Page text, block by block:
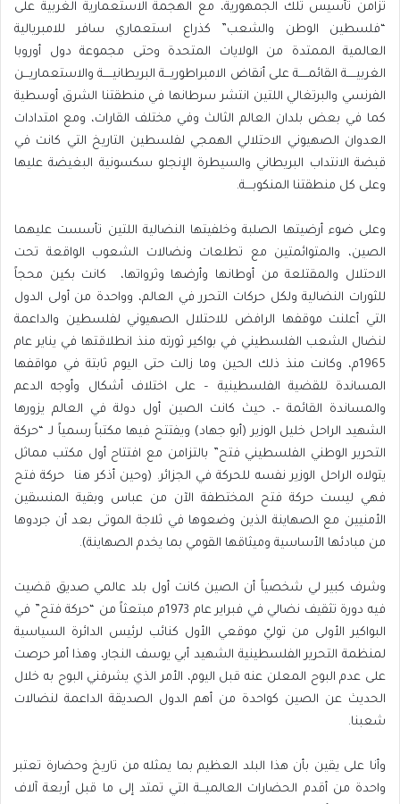
تزامن تأسيس تلك الجمهورية، مع الهجمة الاستعمارية الغربية على
“فلسطين الوطن والشعب” كذراع استعماري سافر للامبريالية
العالمية الممتدة من الولايات المتحدة وحتى مجموعة دول أوروبا
الغربيـــــة القائمـــــة على أنقاض الامبراطوريـــة البريطانيـــــة والاستعماريـــن
الفرنسي والبرتغالي اللتين انتشر سرطانها في منطقتنا الشرق أوسطية
كما في بعض بلدان العالم الثالث وفي مختلف القارات، ومع امتدادات
العدوان الصهيوني الاحتلالي الهمجي لفلسطين التاريخ التي كانت في
قبضة الانتداب البريطاني والسيطرة الإنجلو سكسونية البغيضة عليها
وعلى كل منطقتنا المنكوبــــة.
وعلى ضوء أرضيتها الصلبة وخلفيتها النضالية اللتين تأسست عليهما
الصين، والمتوائمتين مع تطلعات ونضالات الشعوب الواقعة تحت
الاحتلال والمقتلعة من أوطانها وأرضها وثرواتها، كانت بكين محجاً
للثورات النضالية ولكل حركات التحرر في العالم، وواحدة من أولى الدول
التي أعلنت موقفها الرافض للاحتلال الصهيوني لفلسطين والداعمة
لنضال الشعب الفلسطيني في بواكير ثورته منذ انطلاقتها في يناير عام
1965م، وكانت منذ ذلك الحين وما زالت حتى اليوم ثابتة في مواقفها
المساندة للقضية الفلسطينية – على اختلاف أشكال وأوجه الدعم
والمساندة القائمة -، حيث كانت الصين أول دولة في العالم يزورها
الشهيد الراحل خليل الوزير (أبو جهاد) ويفتتح فيها مكتباً رسمياً لـ “حركة
التحرير الوطني الفلسطيني فتح” بالتزامن مع افتتاح أول مكتب مماثل
يتولاه الراحل الوزير نفسه للحركة في الجزائر. (وحين أذكر هنا حركة فتح
فهي ليست حركة فتح المختطفة الآن من عباس وبقية المنسقين
الأمنيين مع الصهاينة الذين وضعوها في ثلاجة الموتى بعد أن جردوها
من مبادئها الأساسية وميثاقها القومي بما يخدم الصهاينة).
وشرف كبير لي شخصياً أن الصين كانت أول بلد عالمي صديق قضيت
فيه دورة تثقيف نضالي في فبراير عام 1973م مبتعثاً من “حركة فتح” في
البواكير الأولى من توليّ موقعي الأول كنائب لرئيس الدائرة السياسية
لمنظمة التحرير الفلسطينية الشهيد أبي يوسف النجار، وهذا أمر حرصت
على عدم البوح المعلن عنه قبل اليوم، الأمر الذي يشرفني البوح به خلال
الحديث عن الصين كواحدة من أهم الدول الصديقة الداعمة لنضالات
شعبنا.
وأنا على يقين بأن هذا البلد العظيم بما يمثله من تاريخ وحضارة تعتبر
واحدة من أقدم الحضارات العالميـــة التي تمتد إلى ما قبل أربعة آلاف